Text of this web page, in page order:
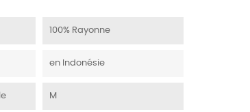
100% Rayonne
en Indonésie
M